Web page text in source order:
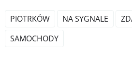
PIOTRKÓW NA SYGNALE
SAMOCHODY